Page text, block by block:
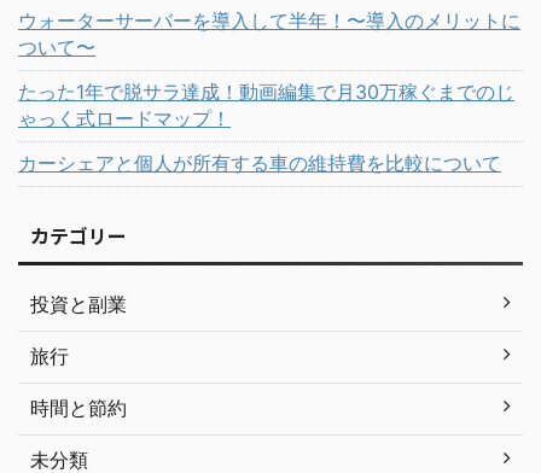
ウォーターサーバーを導入して半年！〜導入のメリットに
ついて〜
たった1年で脱サラ達成！動画編集で月30万稼ぐまでのじ
ゃっく式ロードマップ！
カーシェアと個人が所有する車の維持費を比較について
カテゴリー
投資と副業
旅行
時間と節約
未分類